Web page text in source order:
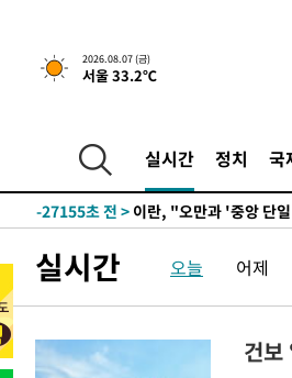
2026.08.07 (금)
서울 33.2℃
실시간 정치 국
-32207초 전 >
[속보] 미 사업체, 일자
-28070초 전 >
실천"
-27155초 전 > 이란, "오만과 '중앙 단
-18687초 전 >
[속보]이 대통령, '호우
-18650초 전 >[단독]중수청 지원 검사
-16621초 전 >낮 최고 37도 찜통더위…
-14927초 전 > SK하이닉스, 용인·청
실시간 오늘 어제
건보